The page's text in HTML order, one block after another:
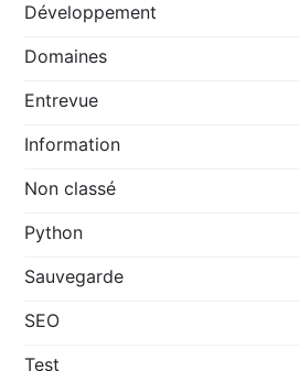
Développement
Domaines
Entrevue
Information
Non classé
Python
Sauvegarde
SEO
Test